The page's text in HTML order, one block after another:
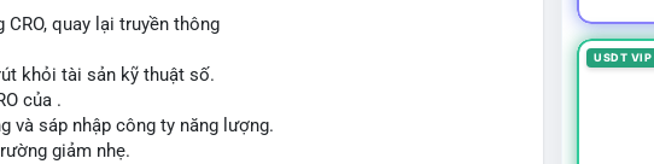
quay lại truyền thông
khỏi tài sản kỹ thuật số.
của .
và sáp nhập công ty năng lượng.
giảm nhẹ.
USDT